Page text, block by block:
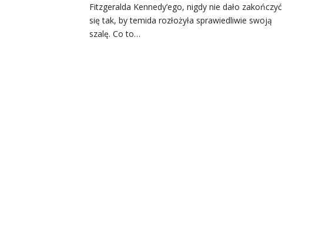
Fitzgeralda Kennedy’ego, nigdy nie dało zakończyć
się tak, by temida rozłożyła sprawiedliwie swoją
szalę. Co to…